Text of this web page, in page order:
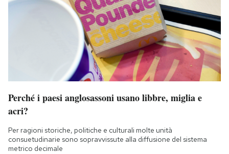
Perché i paesi anglosassoni usano libbre, miglia e
acri?
Per ragioni storiche, politiche e culturali molte unità
consuetudinarie sono sopravvissute alla diffusione del sistema
metrico decimale